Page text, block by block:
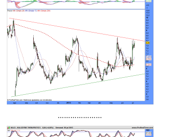
…………………